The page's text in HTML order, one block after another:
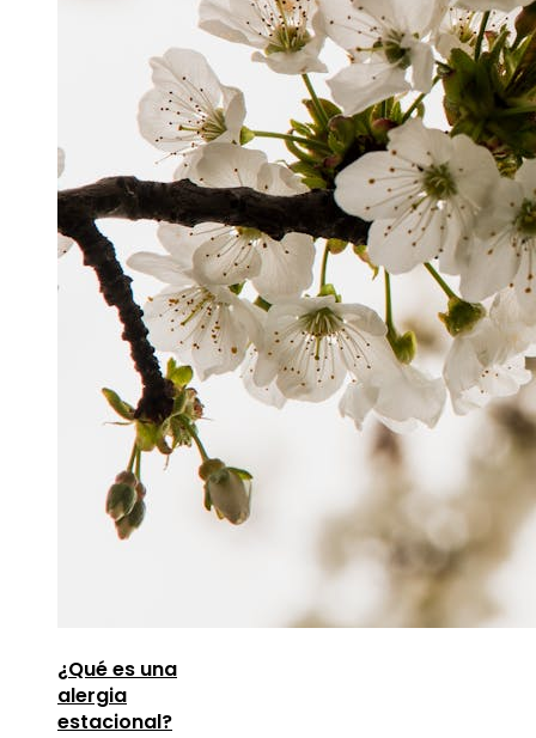
¿Qué es una
alergia
estacional?